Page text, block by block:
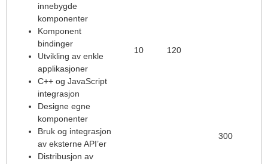
innebygde
komponenter
Komponent
bindinger
Utvikling av enkle
applikasjoner
C++ og JavaScript
integrasjon
Designe egne
komponenter
Bruk og integrasjon
av eksterne API’er
Distribusjon av
10 120
300